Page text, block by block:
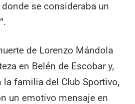
se consideraba un
de Lorenzo Mándola
en Belén de Escobar y,
familia del Club Sportivo,
un emotivo mensaje en